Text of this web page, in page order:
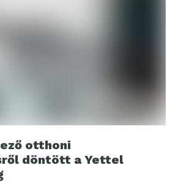
otthoni
döntött a Yettel